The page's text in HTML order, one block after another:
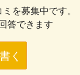
を募集中です。
答できます
く